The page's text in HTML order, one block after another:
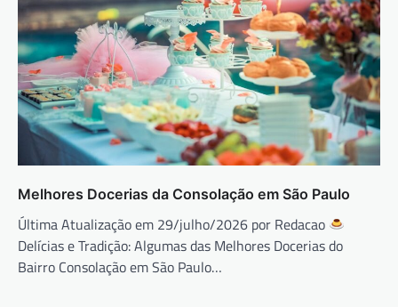
Melhores Docerias da Consolação em São Paulo
Última Atualização em 29/julho/2026 por Redacao
Delícias e Tradição: Algumas das Melhores Docerias do
Bairro Consolação em São Paulo…